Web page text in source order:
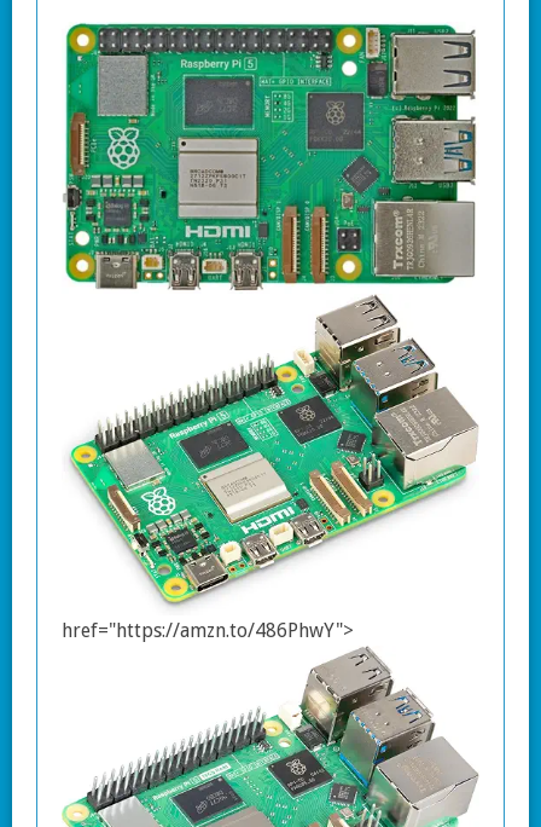
href="https://amzn.to/486PhwY">